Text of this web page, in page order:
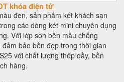
khóa điện tử
đen, sản phẩm két khách sạn
các dòng két mini chuyên dụng
Với lớp sơn bền mầu chống
bảo bền đẹp trong thời gian
với chất lượng thép dầy, bền
hàng.